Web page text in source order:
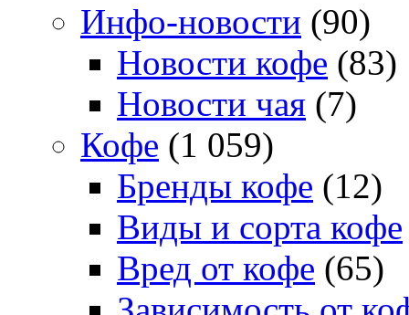
Инфо-новости (90)
Новости кофе (83)
Новости чая (7)
Кофе (1 059)
Бренды кофе (12)
Виды и сорта кофе
Вред от кофе (65)